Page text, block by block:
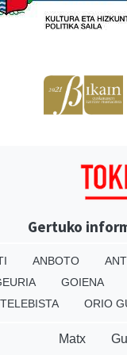
Gertuko
ANBOTO
GOIENA
ORIO
Matx